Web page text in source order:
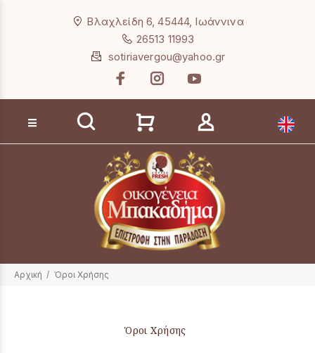
Βλαχλείδη 6, 45444, Ιωάννινα
26513 11993
sotiriavergou@yahoo.gr
Αναζήτηση προϊόντων
Αρχική Όροι Χρήσης
Όροι Χρήσης